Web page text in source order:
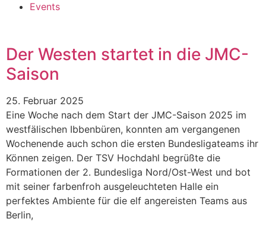
Events
Der Westen startet in die JMC-
Saison
25. Februar 2025
Eine Woche nach dem Start der JMC-Saison 2025 im
westfälischen Ibbenbüren, konnten am vergangenen
Wochenende auch schon die ersten Bundesligateams ihr
Können zeigen. Der TSV Hochdahl begrüßte die
Formationen der 2. Bundesliga Nord/Ost-West und bot
mit seiner farbenfroh ausgeleuchteten Halle ein
perfektes Ambiente für die elf angereisten Teams aus
Berlin,